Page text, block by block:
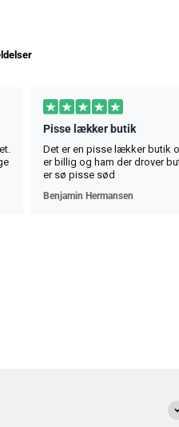
Pisse lækker butik
Det er en pisse lækker butik
er billig og ham der drover
er sø pisse sød
Benjamin Hermansen